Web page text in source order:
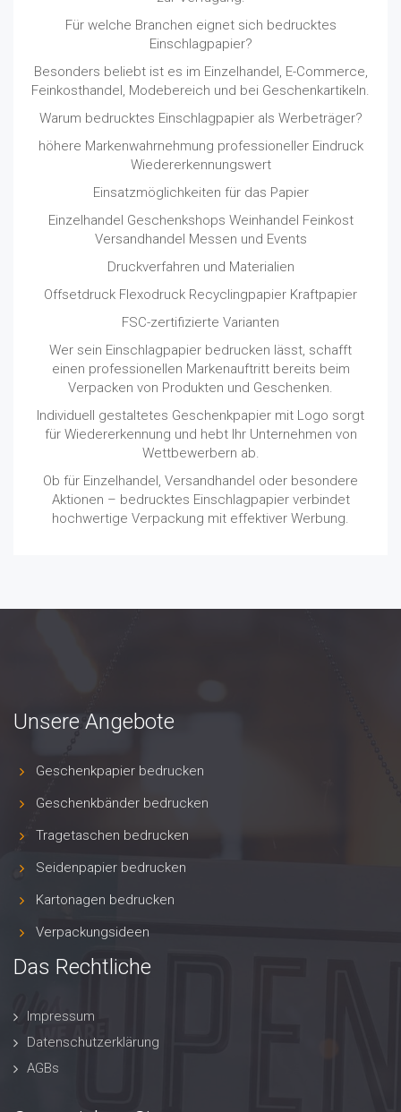
Für welche Branchen eignet sich bedrucktes
Einschlagpapier?
Besonders beliebt ist es im Einzelhandel, E-Commerce,
Feinkosthandel, Modebereich und bei Geschenkartikeln.
Warum bedrucktes Einschlagpapier als Werbeträger?
höhere Markenwahrnehmung professioneller Eindruck
Wiedererkennungswert
Einsatzmöglichkeiten für das Papier
Einzelhandel Geschenkshops Weinhandel Feinkost
Versandhandel Messen und Events
Druckverfahren und Materialien
Offsetdruck Flexodruck Recyclingpapier Kraftpapier
FSC-zertifizierte Varianten
Wer sein Einschlagpapier bedrucken lässt, schafft
einen professionellen Markenauftritt bereits beim
Verpacken von Produkten und Geschenken.
Individuell gestaltetes Geschenkpapier mit Logo sorgt
für Wiedererkennung und hebt Ihr Unternehmen von
Wettbewerbern ab.
Ob für Einzelhandel, Versandhandel oder besondere
Aktionen – bedrucktes Einschlagpapier verbindet
hochwertige Verpackung mit effektiver Werbung.
Unsere Angebote
Geschenkpapier bedrucken
Geschenkbänder bedrucken
Tragetaschen bedrucken
Seidenpapier bedrucken
Kartonagen bedrucken
Verpackungsideen
Das Rechtliche
Impressum
Datenschutzerklärung
AGBs